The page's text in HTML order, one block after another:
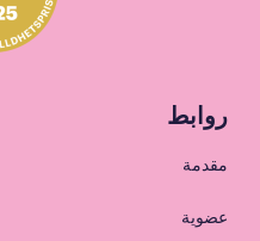
روابط
مقدمة
عضوية